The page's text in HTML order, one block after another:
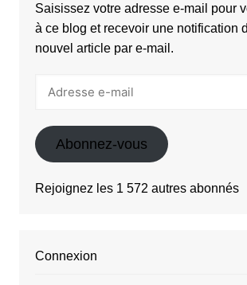
Saisissez votre adresse e-mail pour
à ce blog et recevoir une notification
nouvel article par e-mail.
Abonnez-vous
Rejoignez les 1 572 autres abonnés
Connexion